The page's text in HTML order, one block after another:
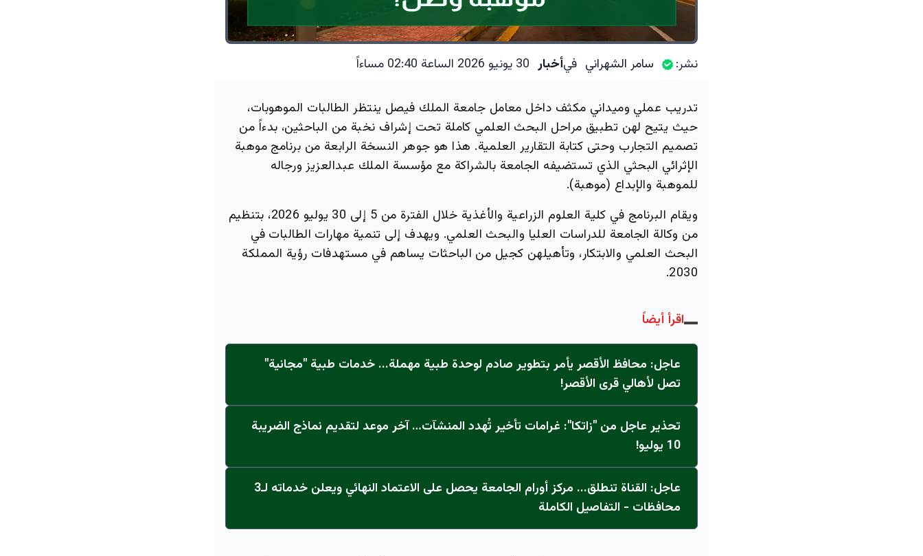
نشر: سامر الشهراني فيأخبار 30 يونيو 2026 الساعة 02:40 مساءاً
تدريب عملي وميداني مكثف داخل معامل جامعة الملك فيصل ينتظر الطالبات الموهوبات،
حيث يتيح لهن تطبيق مراحل البحث العلمي كاملة تحت إشراف نخبة من الباحثين، بدءاً من
تصميم التجارب وحتى كتابة التقارير العلمية. هذا هو جوهر النسخة الرابعة من برنامج موهبة
الإثرائي البحثي الذي تستضيفه الجامعة بالشراكة مع مؤسسة الملك عبدالعزيز ورجاله
للموهبة والإبداع (موهبة).
ويقام البرنامج في كلية العلوم الزراعية والأغذية خلال الفترة من 5 إلى 30 يوليو 2026، بتنظيم
من وكالة الجامعة للدراسات العليا والبحث العلمي. ويهدف إلى تنمية مهارات الطالبات في
البحث العلمي والابتكار، وتأهيلهن كجيل من الباحثات يساهم في مستهدفات رؤية المملكة
2030.
اقرأ أيضاً
عاجل: محافظ الأقصر يأمر بتطوير صادم لوحدة طبية مهملة... خدمات طبية "مجانية"
تصل لأهالي قرى الأقصر!
تحذير عاجل من "زاتكا": غرامات تأخير تُهدد المنشآت… آخر موعد لتقديم نماذج الضريبة
10 يوليو!
عاجل: القناة تنطلق... مركز أورام الجامعة يحصل على الاعتماد النهائي ويعلن خدماته لـ3
محافظات - التفاصيل الكاملة